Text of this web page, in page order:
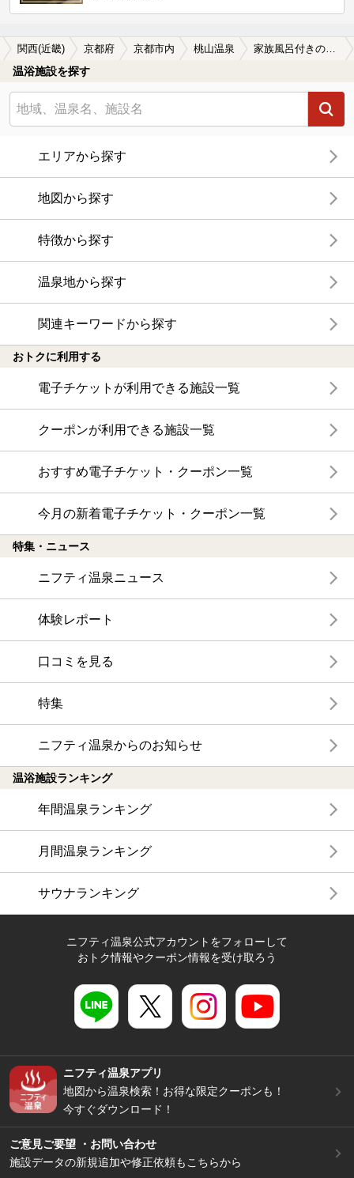
関西(近畿) 京都府 京都市内 桃山温泉 家族風呂付きの桃山温泉の温泉、日帰り温泉、スーパー銭湯おすすめ
温浴施設を探す
エリアから探す
地図から探す
特徴から探す
温泉地から探す
関連キーワードから探す
おトクに利用する
電子チケットが利用できる施設一覧
クーポンが利用できる施設一覧
おすすめ電子チケット・クーポン一覧
今月の新着電子チケット・クーポン一覧
特集・ニュース
ニフティ温泉ニュース
体験レポート
口コミを見る
特集
ニフティ温泉からのお知らせ
温浴施設ランキング
年間温泉ランキング
月間温泉ランキング
サウナランキング
ニフティ温泉公式アカウントをフォローして
おトク情報やクーポン情報を受け取ろう
ニフティ温泉アプリ
地図から温泉検索！お得な限定クーポンも！
今すぐダウンロード！
ご意見ご要望 ・お問い合わせ
施設データの新規追加や修正依頼もこちらから